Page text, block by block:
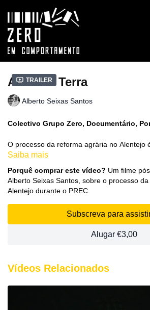
Trailer
A Lei da Terra
Alberto Seixas Santos
Colectivo Grupo Zero, Documentário,
O processo da reforma agrária no Alentejo
uma análise das estruturas sociais e da luta
culminando com a ocupação de terras
tentativa de criação de novas relações
Face à sabotagem económica dos patrões
proprietários, os trabalhadores organizam-
reclamam emprego e salários justos.
Organizam-se em cooperativas e unidades
Saiba mais
Porquê comprar este vídeo? Um filme
Alberto Seixas Santos, sobre o processo
Alentejo durante o PREC.
Subscreva para
Alugar €3,00
Vídeos Relacionados